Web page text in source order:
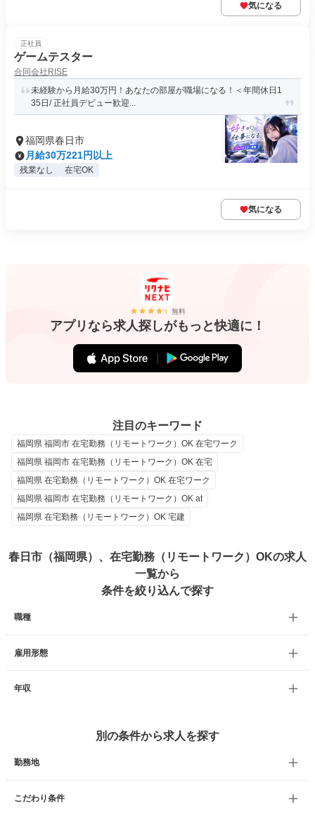
気になる
正社員
ゲームテスター
合同会社RISE
未経験から月給30万円！あなたの部屋が職場になる！＜年間休日1
35日/ 正社員デビュー歓迎...
福岡県春日市
月給30万221円以上
残業なし 在宅OK
気になる
無料
アプリなら求人探しがもっと快適に！
注目のキーワード
福岡県 福岡市 在宅勤務（リモートワーク）OK 在宅ワーク
福岡県 福岡市 在宅勤務（リモートワーク）OK 在宅
福岡県 在宅勤務（リモートワーク）OK 在宅ワーク
福岡県 福岡市 在宅勤務（リモートワーク）OK at
福岡県 在宅勤務（リモートワーク）OK 宅建
春日市（福岡県）、在宅勤務（リモートワーク）OKの求人
一覧から
条件を絞り込んで探す
職種
雇用形態
年収
別の条件から求人を探す
勤務地
こだわり条件